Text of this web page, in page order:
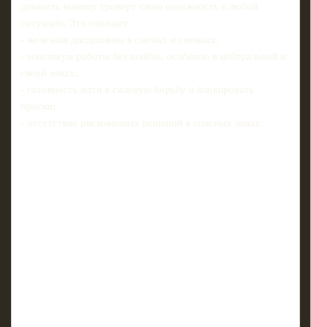
доказать новому тренеру свою надежность в любой
ситуации. Это означает:
- железная дисциплина в сменах и сменках;
- максимум работы без шайбы, особенно в нейтральной и
своей зонах;
- готовность идти в силовую борьбу и блокировать
броски;
- отсутствие рискованных решений в опасных зонах.